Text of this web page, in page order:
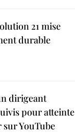
21 mise
durable
dirigeant
pour atteinte
YouTube